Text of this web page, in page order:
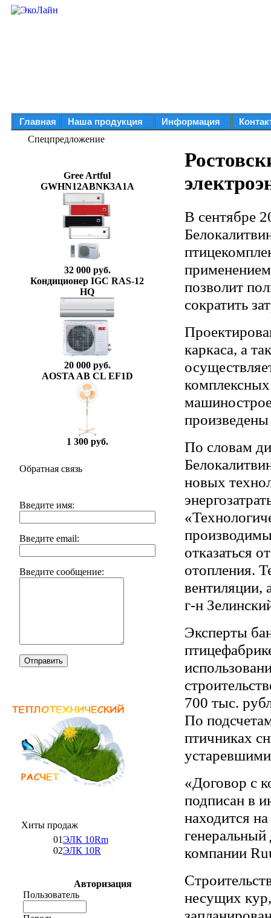
Главная Наша продукция Информация
Спецпредложение
Gree Artful
GWHN12ABNK3A1A
32 000 руб.
Кондиционер IGC RAS-12
HQ
20 000 руб.
AOSTA AB CL EF1D
1 300 руб.
Обратная связь
Введите имя:
Введите email:
Введите сообщение:
Отправить
Хиты продаж
01ЭЛК 10Rm
02ЭЛК 10R
Авторизация
Пользователь
В сентябре
позволит
сократить
каркаса, а
По словам
новых
отказаться
отопления.
вентиляции,
г-н
Эксперты
700 тыс.
По
птичниках
«Договор с
подписан в
находится
генеральный
компании
несущих